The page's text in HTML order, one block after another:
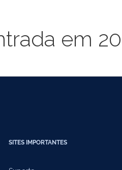
em
SITES IMPORTANTES